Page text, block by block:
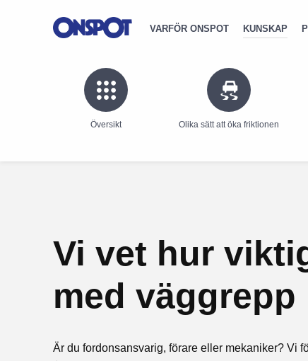
VARFÖR ONSPOT KUNSKAP
Översikt Olika sätt att öka friktionen
Vi vet hur
med väggrepp
Är du fordonsansvarig, förare eller mekaniker? Vi